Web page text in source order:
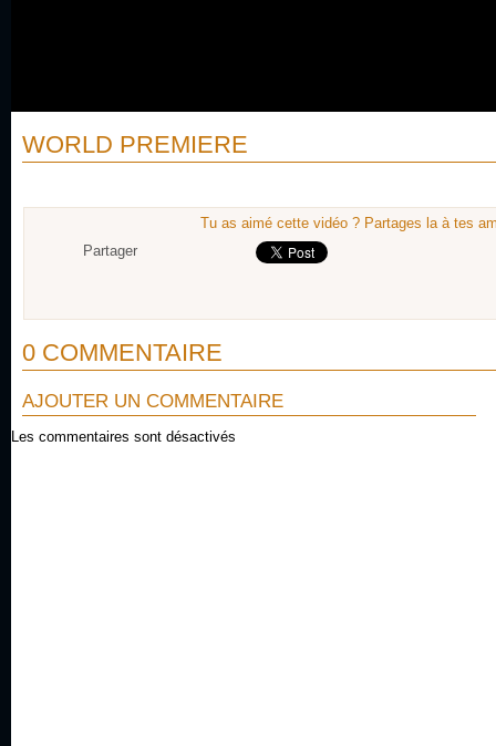
WORLD PREMIERE
Tu as aimé cette vidéo ? Partages la à tes
Partager
0 COMMENTAIRE
AJOUTER UN COMMENTAIRE
Les commentaires sont désactivés